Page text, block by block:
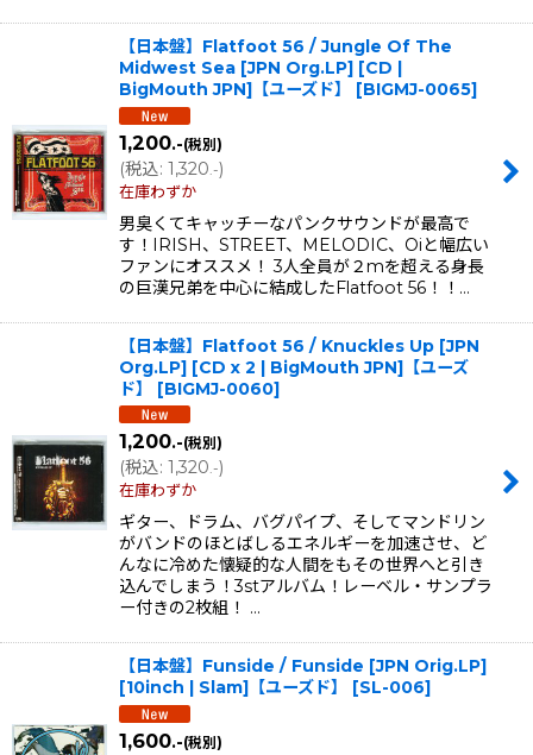
【日本盤】Flatfoot 56 / Jungle Of The
Midwest Sea [JPN Org.LP] [CD |
BigMouth JPN]【ユーズド】
[BIGMJ-0065]
1,200.-(税別)
(税込: 1,320 .-)
在庫わずか
男臭くてキャッチーなパンクサウンドが最高で
す！IRISH、STREET、MELODIC、Oiと幅広い
ファンにオススメ！ 3人全員が２mを超える身長
の巨漢兄弟を中心に結成したFlatfoot 56！！…
【日本盤】Flatfoot 56 / Knuckles Up [JPN
Org.LP] [CD x 2 | BigMouth JPN]【ユーズ
ド】
[BIGMJ-0060]
1,200.-(税別)
(税込: 1,320.-)
在庫わずか
ギター、ドラム、バグパイプ、そしてマンドリン
がバンドのほとばしるエネルギーを加速させ、ど
んなに冷めた懐疑的な人間をもその世界へと引き
込んでしまう！3stアルバム！レーベル・サンプラ
ー付きの2枚組！ …
【日本盤】Funside / Funside [JPN Orig.LP]
[10inch | Slam]【ユーズド】
[SL-006]
1,600.-(税別)